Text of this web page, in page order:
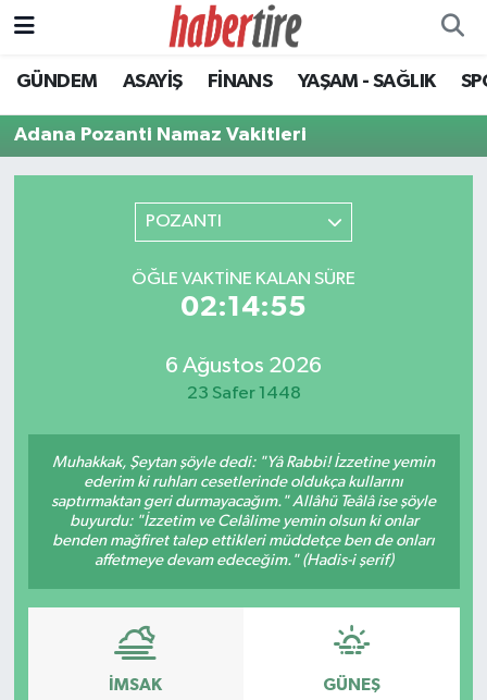
GÜNDEM ASAYİŞ FİNANS YAŞAM - SAĞLIK
Adana Pozanti Namaz Vakitleri
POZANTI
ÖĞLE VAKTINE KALAN SÜRE
02:14:55
6 Ağustos 2026
23 Safer 1448
Muhakkak, Şeytan şöyle dedi: "Yâ Rabbi! İzzetine yemin
ederim ki ruhları cesetlerinde oldukça kullarını
saptırmaktan geri durmayacağım." Allâhü Teâlâ ise şöyle
buyurdu: "İzzetim ve Celâlime yemin olsun ki onlar
benden mağfiret talep ettikleri müddetçe ben de onları
affetmeye devam edeceğim." (Hadis-i şerif)
İMSAK GÜNEŞ
Tire Nöbetçi Eczaneler
Tire Hava Durumu
Tüm Manşetler
Son Dakika Haberleri